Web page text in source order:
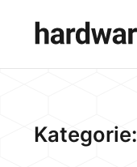
Kategorie: